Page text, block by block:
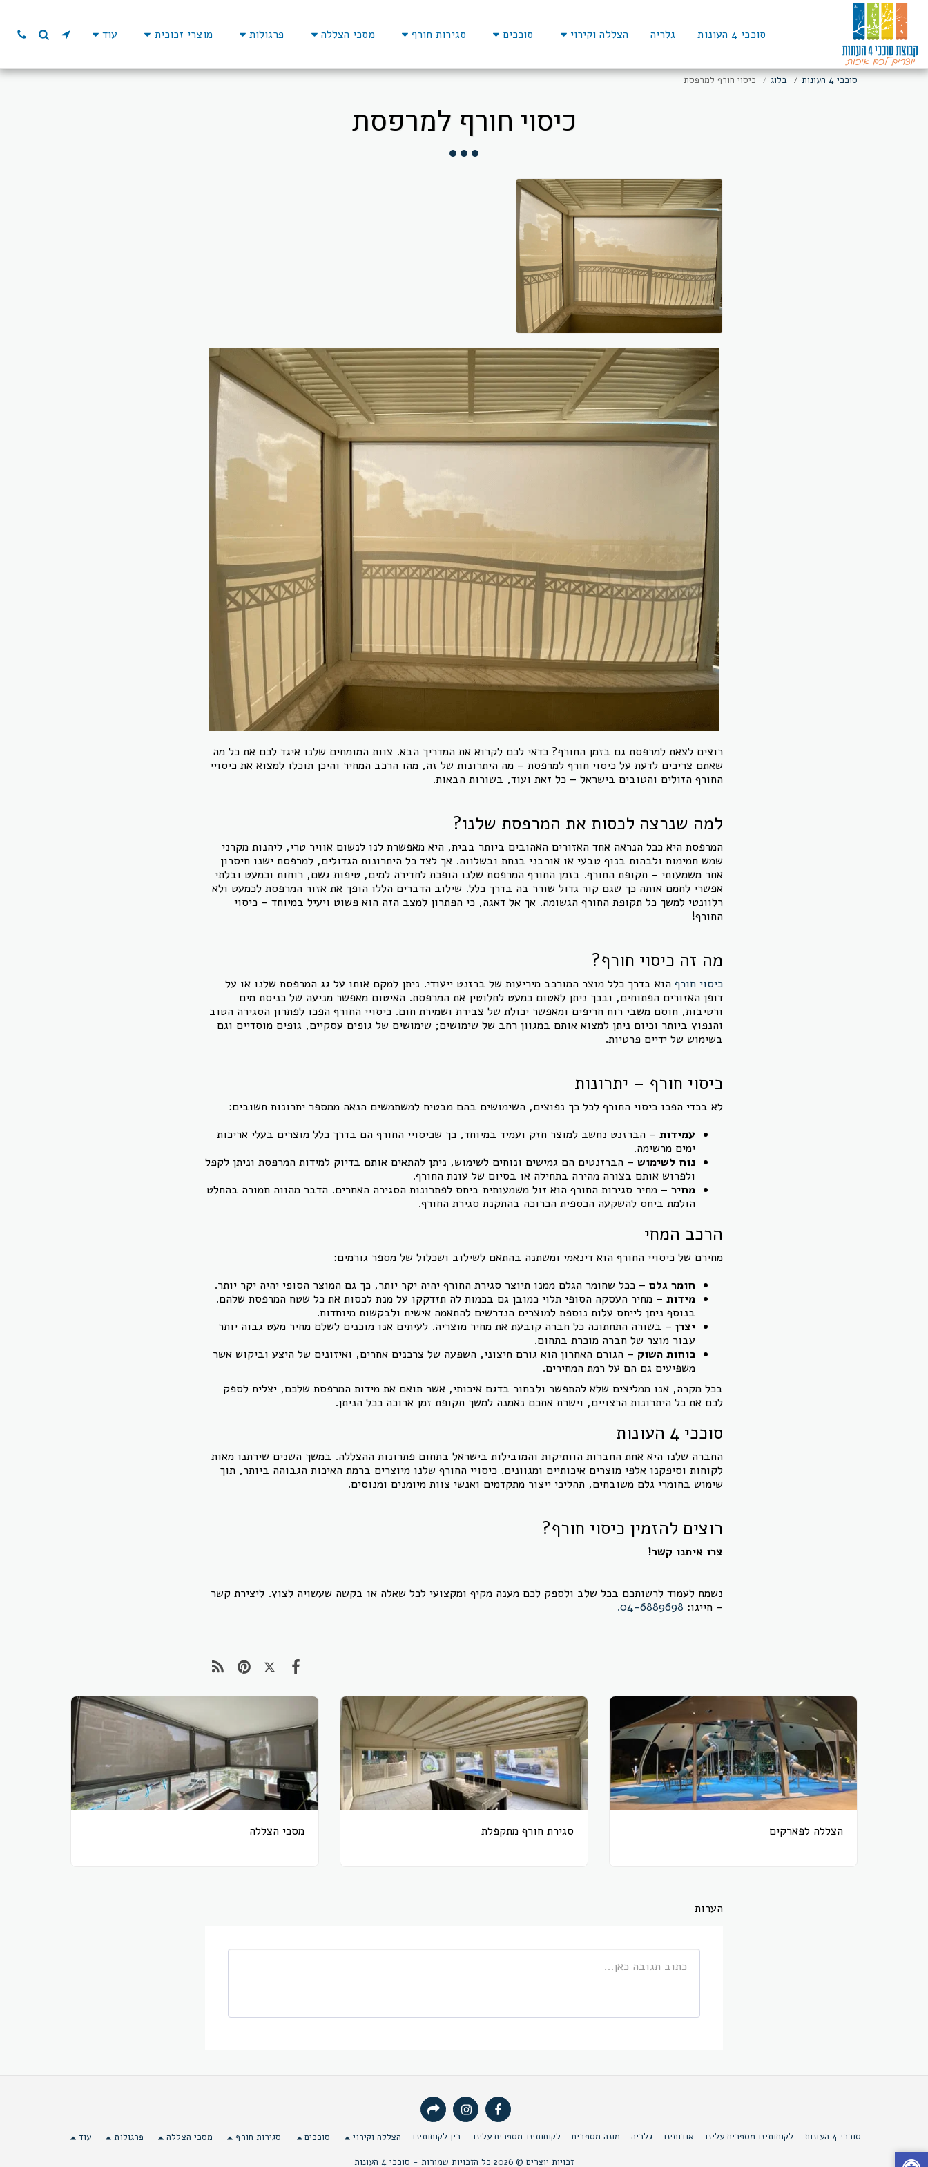
סוככי 4 העונות גלריה הצללה וקירוי סוככים סגירות חורף מסכי הצללה פרגולות מוצרי זכוכית עוד
סוככי 4 העונות בלוג כיסוי חורף למרפסת
כיסוי חורף למרפסת
רוצים לצאת למרפסת גם בזמן החורף? כדאי לכם לקרוא את המדריך הבא. צוות המומחים שלנו איגד לכם את כל מה
שאתם צריכים לדעת על כיסוי חורף למרפסת – מה היתרונות של זה, מהו הרכב המחיר והיכן תוכלו למצוא את כיסויי
החורף הזולים והטובים בישראל – כל זאת ועוד, בשורות הבאות.
למה שנרצה לכסות את המרפסת שלנו?
המרפסת היא ככל הנראה אחד האזורים האהובים ביותר בבית, היא מאפשרת לנו לנשום אוויר טרי, ליהנות מקרני
שמש חמימות ולבהות בנוף טבעי או אורבני בנחת ובשלווה. אך לצד כל היתרונות הגדולים, למרפסת ישנו חיסרון
אחר משמעותי – תקופת החורף. בזמן החורף המרפסת שלנו הופכת לחדירה למים, טיפות גשם, רוחות וכמעט ובלתי
אפשרי לחמם אותה כך שגם קור גדול שורר בה בדרך כלל. שילוב הדברים הללו הופך את אזור המרפסת לכמעט ולא
רלוונטי למשך כל תקופת החורף הגשומה. אך אל דאגה, כי הפתרון למצב הזה הוא פשוט ויעיל במיוחד – כיסוי
החורף!
מה זה כיסוי חורף?
כיסוי חורף הוא בדרך כלל מוצר המורכב מיריעות של ברזנט ייעודי. ניתן למקם אותו על גג המרפסת שלנו או על
דופן האזורים הפתוחים, ובכך ניתן לאטום כמעט לחלוטין את המרפסת. האיטום מאפשר מניעה של כניסת מים
ורטיבות, חוסם משבי רוח חריפים ומאפשר יכולת של צבירת ושמירת חום. כיסויי החורף הפכו לפתרון הסגירה הטוב
והנפוץ ביותר וכיום ניתן למצוא אותם במגוון רחב של שימושים; שימושים של גופים עסקיים, גופים מוסדיים וגם
בשימוש של ידיים פרטיות.
כיסוי חורף – יתרונות
לא בכדי הפכו כיסוי החורף לכל כך נפוצים, השימושים בהם מבטיח למשתמשים הנאה ממספר יתרונות חשובים:
עמידות – הברזנט נחשב למוצר חזק ועמיד במיוחד, כך שכיסויי החורף הם בדרך כלל מוצרים בעלי אריכות
ימים מרשימה.
נוח לשימוש – הברזנטים הם גמישים ונוחים לשימוש, ניתן להתאים אותם בדיוק למידות המרפסת וניתן לקפל
ולפרוש אותם בצורה מהירה בתחילה או בסיום של עונת החורף.
מחיר – מחיר סגירות החורף הוא זול משמעותית ביחס לפתרונות הסגירה האחרים. הדבר מהווה תמורה בהחלט
הולמת ביחס להשקעה הכספית הכרוכה בהתקנת סגירת החורף.
הרכב המחי
מחירם של כיסויי החורף הוא דינאמי ומשתנה בהתאם לשילוב ושכלול של מספר גורמים:
חומר גלם – ככל שחומר הגלם ממנו תיוצר סגירת החורף יהיה יקר יותר, כך גם המוצר הסופי יהיה יקר יותר.
מידות – מחיר העסקה הסופי תלוי כמובן גם בכמות לה תזדקקו על מנת לכסות את כל שטח המרפסת שלהם.
בנוסף ניתן לייחס עלות נוספת למוצרים הנדרשים להתאמה אישית ולבקשות מיוחדות.
יצרן – בשורה התחתונה כל חברה קובעת את מחיר מוצריה. לעיתים אנו מוכנים לשלם מחיר מעט גבוה יותר
עבור מוצר של חברה מוכרת בתחום.
כוחות השוק – הגורם האחרון הוא גורם חיצוני, השפעה של צרכנים אחרים, ואיזונים של היצע וביקוש אשר
משפיעים גם הם על רמת המחירים.
בכל מקרה, אנו ממליצים שלא להתפשר ולבחור בדגם איכותי, אשר תואם את מידות המרפסת שלכם, יצליח לספק
לכם את כל היתרונות הרצויים, וישרת אתכם נאמנה למשך תקופת זמן ארוכה ככל הניתן.
סוככי 4 העונות
החברה שלנו היא אחת החברות הוותיקות והמובילות בישראל בתחום פתרונות ההצללה. במשך השנים שירתנו מאות
לקוחות וסיפקנו אלפי מוצרים איכותיים ומגוונים. כיסויי החורף שלנו מיוצרים ברמת האיכות הגבוהה ביותר, תוך
שימוש בחומרי גלם משובחים, תהליכי ייצור מתקדמים ואנשי צוות מיומנים ומנוסים.
רוצים להזמין כיסוי חורף?
צרו איתנו קשר!
נשמח לעמוד לרשותכם בכל שלב ולספק לכם מענה מקיף ומקצועי לכל שאלה או בקשה שעשויה לצוץ. ליצירת קשר
– חייגו: 04-6889698.
הצללה לפארקים סגירת חורף מתקפלת מסכי הצללה
הערות
סוככי 4 העונות לקוחותינו מספרים עלינו אודותינו גלריה מונה מספרים לקוחותינו מספרים עלינו בין לקוחותינו הצללה וקירוי סוככים סגירות חורף מסכי הצללה פרגולות
עוד
זכויות יוצרים © 2026 כל הזכויות שמורות -
סוככי 4 העונות